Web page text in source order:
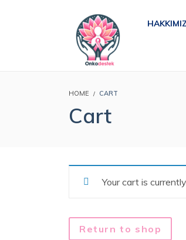
HOME CART
Cart
Your cart is
Return to shop